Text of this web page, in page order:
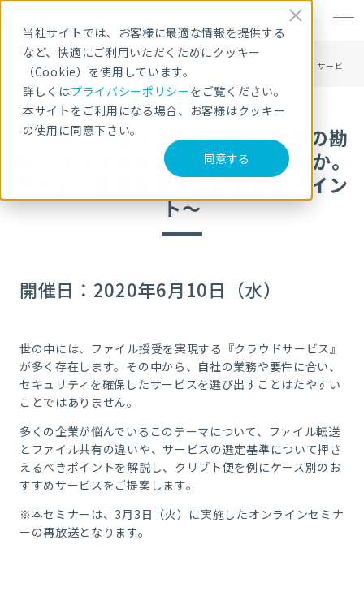
当社サイトでは、お客様に最適な情報を提供する
など、快適にご利用いただくためにクッキー
（Cookie）を使用しています。
詳しくはプライバシーポリシーをご覧ください。
本サイトをご利用になる場合、お客様はクッキー
の使用に同意下さい。
同意する
HOME
セキュリティセミナー・イベント
『業務』で選ぶクラウドサービスの勘所 ～ファイル転送かファイル共有か。サービ
ス選定を簡単にする判断ポイント～
『業務』で選ぶクラウドサービスの勘
所 ～ファイル転送かファイル共有か。
サービス選定を簡単にする判断ポイン
ト～
開催日：2020年6月10日（水）
世の中には、ファイル授受を実現する『クラウドサービス』
が多く存在します。その中から、自社の業務や要件に合い、
セキュリティを確保したサービスを選び出すことはたやすい
ことではありません。
多くの企業が悩んでいるこのテーマについて、ファイル転送
とファイル共有の違いや、サービスの選定基準について押さ
えるべきポイントを解説し、クリプト便を例にケース別のお
すすめサービスをご提案します。
※本セミナーは、3月3日（火）に実施したオンラインセミナ
ーの再放送となります。